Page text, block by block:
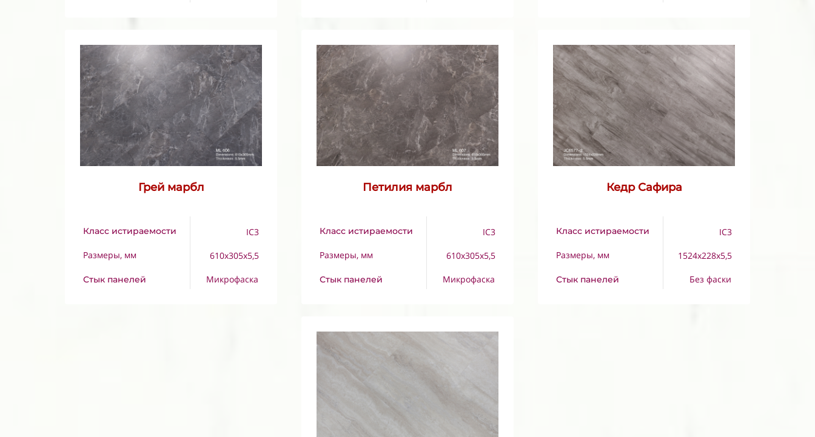
Грей марбл
Класс истираемости
Размеры, мм
Стык панелей
IC3
610x305x5,5
Микрофаска
Петилия марбл
Класс истираемости
Размеры, мм
Стык панелей
IC3
610x305x5,5
Микрофаска
Кедр Сафира
Класс истираемости
Размеры, мм
Стык панелей
IC3
1524x228x5,5
Без фаски